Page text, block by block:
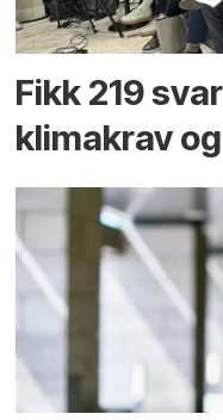
Fikk 219
klimakrav